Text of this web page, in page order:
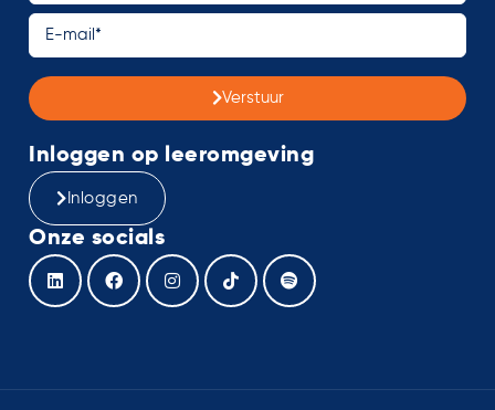
Verstuur
Inloggen op leeromgeving
Inloggen
Onze socials